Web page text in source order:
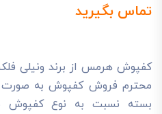
تماس بگیرید
کفپوش هرمس از برند ونیلی
محترم فروش کفپوش به صورت
بسته نسبت به نوع کفپوش